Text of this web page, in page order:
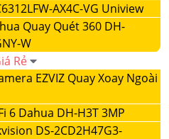
AX4C-VG Uniview
Quay Quét 360 DH-
W
Rẻ
EZVIZ Quay Xoay Ngoài
6 Dahua DH-H3T 3MP
DS-2CD2H47G3-